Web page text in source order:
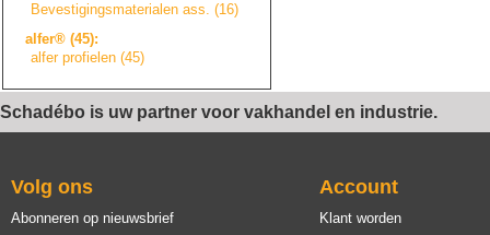
Bevestigingsmaterialen ass. (16)
alfer® (45):
alfer profielen (45)
Schadébo is uw partner voor vakhandel en industrie.
Volg ons
Abonneren op nieuwsbrief
Account
Klant worden